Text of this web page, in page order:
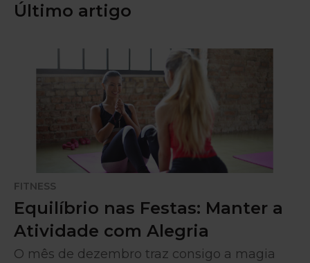
Último artigo
FITNESS
Equilíbrio nas Festas: Manter a
Atividade com Alegria
O mês de dezembro traz consigo a magia